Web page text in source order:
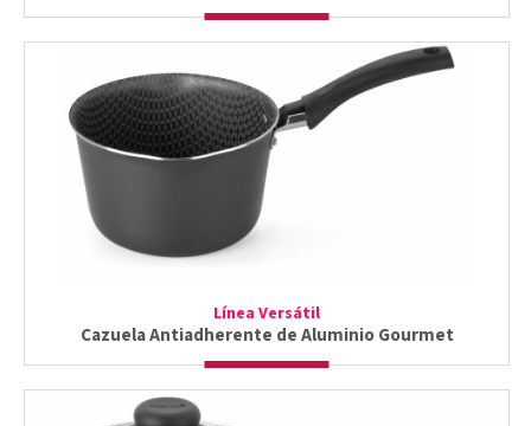
Línea Versátil
Cazuela Antiadherente de Aluminio Gourmet